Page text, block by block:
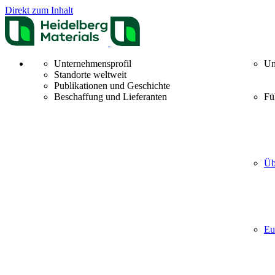
Direkt zum Inhalt
Unternehmensprofil
Standorte weltweit
Publikationen und Geschichte
Beschaffung und Lieferanten